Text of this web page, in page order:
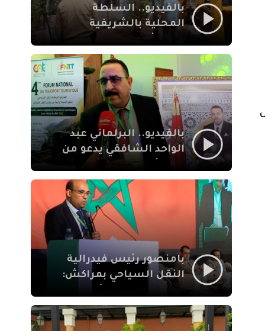
بالفيديو.. السلطة
المحلية بالشريفية
بنايات غير قانونية بإقامة
الإيمان
بالفيديو.. البرلماني عبد
الواحد الشافقي يدعو من
النقل السياحي لمواكبة
بامنصور رئيس فيدرالية
النقل السياحي بمراكش:
والاصلاح التشريعي
ركيزتان أساسيتان لكسب